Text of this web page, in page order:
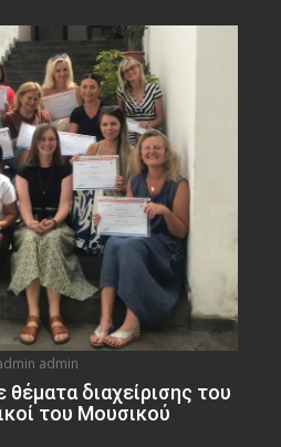
admin
διαχείρισης του
του Μουσικού